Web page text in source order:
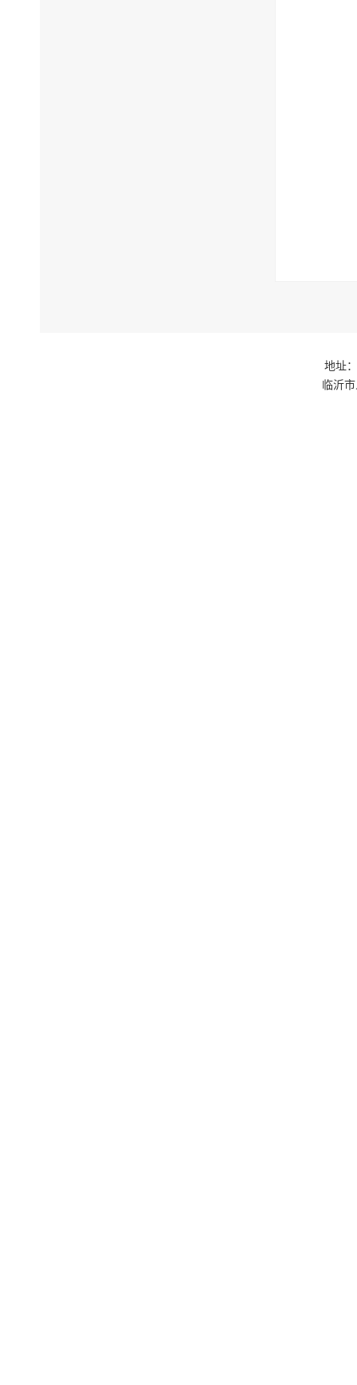
地址
临沂